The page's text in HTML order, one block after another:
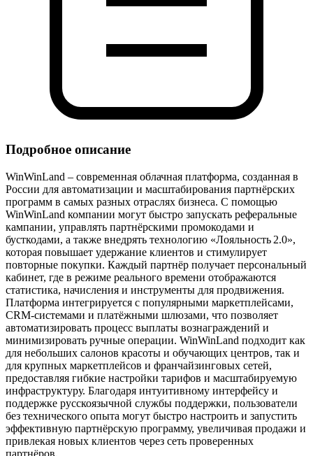
Подробное описание
WinWinLand – современная облачная платформа, созданная в
России для автоматизации и масштабирования партнёрских
программ в самых разных отраслях бизнеса. С помощью
WinWinLand компании могут быстро запускать реферальные
кампании, управлять партнёрскими промокодами и
бусткодами, а также внедрять технологию «Лояльность 2.0»,
которая повышает удержание клиентов и стимулирует
повторные покупки. Каждый партнёр получает персональный
кабинет, где в режиме реального времени отображаются
статистика, начисления и инструменты для продвижения.
Платформа интегрируется с популярными маркетплейсами,
CRM‑системами и платёжными шлюзами, что позволяет
автоматизировать процесс выплаты вознаграждений и
минимизировать ручные операции. WinWinLand подходит как
для небольших салонов красоты и обучающих центров, так и
для крупных маркетплейсов и франчайзинговых сетей,
предоставляя гибкие настройки тарифов и масштабируемую
инфраструктуру. Благодаря интуитивному интерфейсу и
поддержке русскоязычной службы поддержки, пользователи
без технического опыта могут быстро настроить и запустить
эффективную партнёрскую программу, увеличивая продажи и
привлекая новых клиентов через сеть проверенных